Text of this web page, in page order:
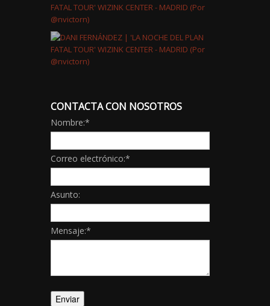
CONTACTA CON NOSOTROS
Nombre:*
Correo electrónico:*
Asunto:
Mensaje:*